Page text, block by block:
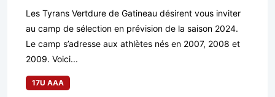
Les Tyrans Vertdure de Gatineau désirent vous inviter
au camp de sélection en prévision de la saison 2024.
Le camp s’adresse aux athlètes nés en 2007, 2008 et
2009. Voici...
17U AAA